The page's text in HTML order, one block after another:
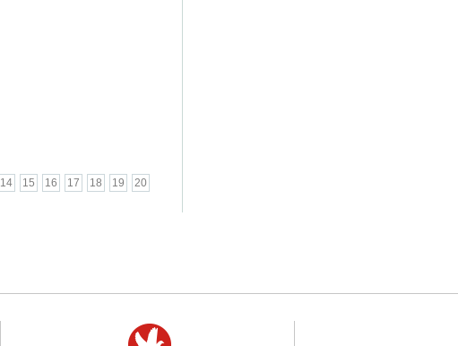
14 15 16 17 18 19
20